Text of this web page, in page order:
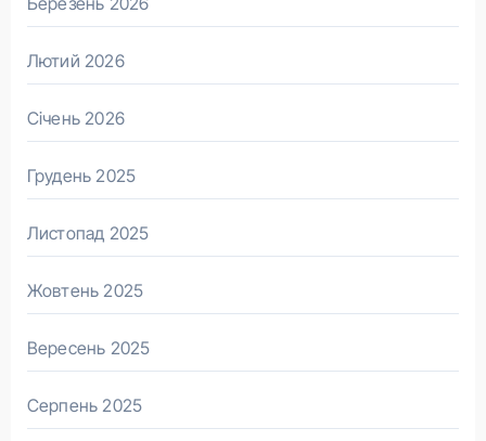
Лютий 2026
Січень 2026
Грудень 2025
Листопад 2025
Жовтень 2025
Вересень 2025
Серпень 2025